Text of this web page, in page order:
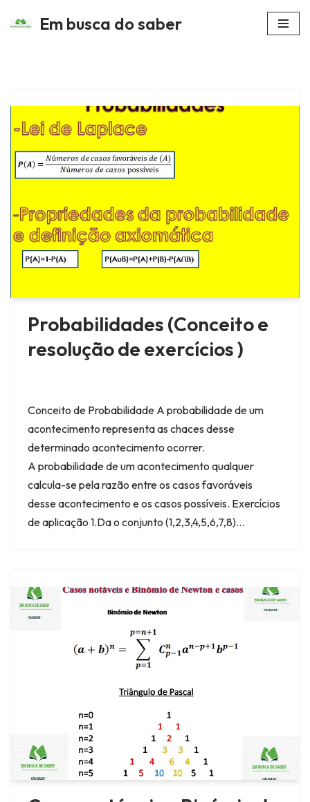
Em busca do saber
Probabilidades (Conceito e
resolução de exercícios )
Conceito de Probabilidade A probabilidade de um
acontecimento representa as chaces desse
determinado acontecimento ocorrer.
A probabilidade de um acontecimento qualquer
calcula-se pela razão entre os casos favoráveis
desse acontecimento e os casos possíveis. Exercícios
de aplicação 1.Da o conjunto (1,2,3,4,5,6,7,8)…